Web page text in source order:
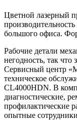
Цветной лазерный
большого офиса.
Рабочие детали
негодность, так что
Сервисный центр
техническое
CL4000HDN. В
диагностические,
профилактические
опытные